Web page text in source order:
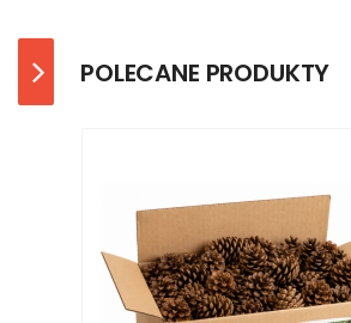
POLECANE PRODUKTY